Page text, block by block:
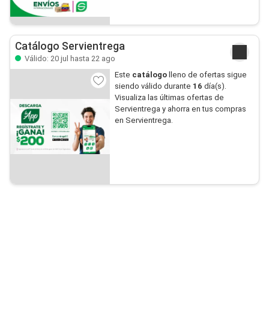
Catálogo Servientrega
Válido: 20 jul hasta 22 ago
Este catálogo lleno de ofertas sigue
siendo válido durante 16 día(s).
Visualiza las últimas ofertas de
Servientrega y ahorra en tus compras
en Servientrega.